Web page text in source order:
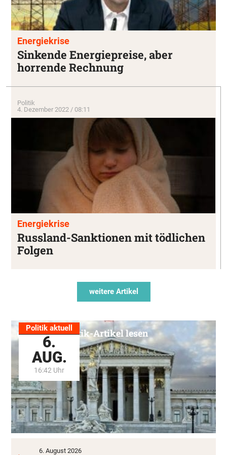
Energiekrise
Sinkende Energiepreise, aber
horrende Rechnung
Politik
4. Dezember 2022 / 08:11
Energiekrise
Russland-Sanktionen mit tödlichen
Folgen
weitere Artikel
Politik aktuell
6.
AUG.
16:42 Uhr
Alle Politik-Artikel lesen
6. August 2026